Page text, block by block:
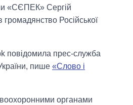
«СЄПЕК» Сергій
Російської
повідомила прес-служба
пише «Слово і
органами